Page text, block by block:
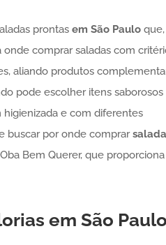
prontas em São Pauloque,
comprar saladas com
aliando produtos
pode escolher itens saborosos
e com diferentes
buscar por onde comprarsalada
Bem Querer, que proporciona
em São Paulo